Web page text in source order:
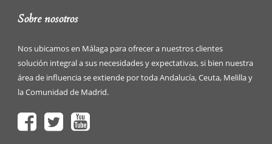
Sobre nosotros
Nos ubicamos en Málaga para ofrecer a nuestros clientes
solución integral a sus necesidades y expectativas, si bien nuestra
área de influencia se extiende por toda Andalucía, Ceuta, Melilla y
la Comunidad de Madrid.